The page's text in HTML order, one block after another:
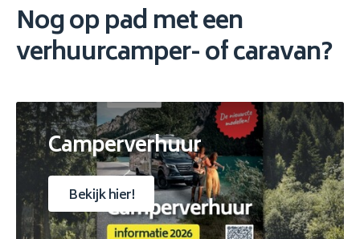
Nog op pad met een
verhuurcamper- of caravan?
Camperverhuur
Bekijk hier!